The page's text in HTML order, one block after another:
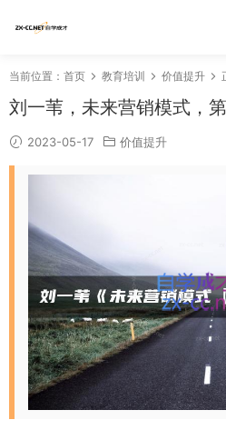
当前位置： 首页 教育培训 价值提升
刘一苇，未来营销模式，
2023-05-17 价值提升